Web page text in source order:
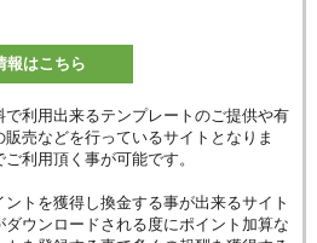
報はこちら
利用出来るテンプレートのご提供や有
売などを行っているサイトとなりま
利用頂く事が可能です。
トを獲得し換金する事が出来るサイト
ウンロードされる度にポイント加算な